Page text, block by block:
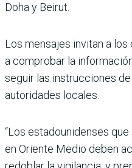
Doha y Beirut.
Los mensajes invitan a
a comprobar la
seguir las instrucciones
autoridades locales.
“Los estadounidenses
en Oriente Medio deben